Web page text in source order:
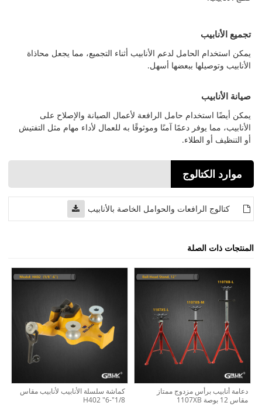
تجميع الأنابيب
يمكن استخدام الحامل لدعم الأنابيب أثناء التجميع، مما يجعل محاذاة
الأنابيب وتوصيلها ببعضها أسهل.
صيانة الأنابيب
يمكن أيضًا استخدام حامل الرافعة لأعمال الصيانة والإصلاح على
الأنابيب، مما يوفر دعمًا آمنًا وموثوقًا به للعمال لأداء مهام مثل التفتيش
أو التنظيف أو الطلاء.
موارد الكتالوج
كتالوج الرافعات والحوامل الخاصة بالأنابيب
المنتجات ذات الصلة
دعامة أنابيب برأس مزدوج ممتاز
مقاس 12 بوصة 1107XB
كماشة سلسلة الأنابيب لأنابيب مقاس
1/8"-6" H402